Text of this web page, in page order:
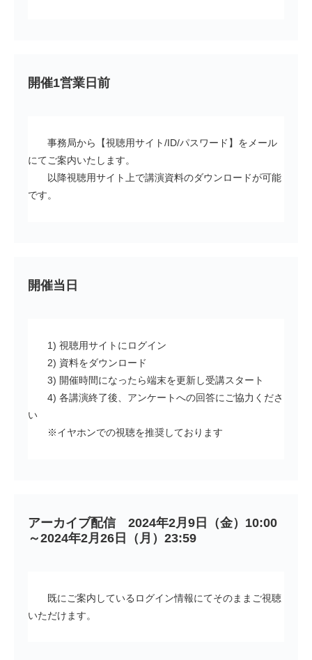
開催1営業日前
事務局から【視聴用サイト/ID/パスワード】をメール
にてご案内いたします。
以降視聴用サイト上で講演資料のダウンロードが可能
です。
開催当日
1) 視聴用サイトにログイン
2) 資料をダウンロード
3) 開催時間になったら端末を更新し受講スタート
4) 各講演終了後、アンケートへの回答にご協力くださ
い
※イヤホンでの視聴を推奨しております
アーカイブ配信　2024年2月9日（金）10:00
～2024年2月26日（月）23:59
既にご案内しているログイン情報にてそのままご視聴
いただけます。